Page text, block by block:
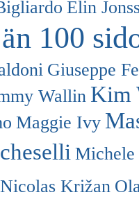
Elin
100
Giuseppe
Wallin Kim
Maggie Ivy
Michele
Nicolas Križan